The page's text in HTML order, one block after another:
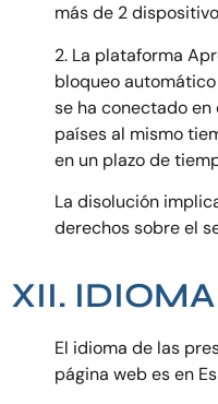
más de 2
2. La plataforma
bloqueo
se ha conectado
países al mismo
en un plazo de
La disolución
derechos sobre el
XII. IDIOMA
El idioma de las
página web es en